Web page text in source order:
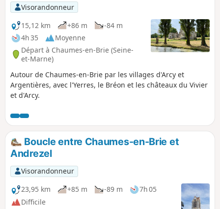
Visorandonneur
15,12 km
+86 m
-84 m
4h 35
Moyenne
Départ à Chaumes-en-Brie (Seine-
et-Marne)
Autour de Chaumes-en-Brie par les villages d'Arcy et
Argentières, avec l'Yerres, le Bréon et les châteaux du Vivier
et d'Arcy.
Boucle entre Chaumes-en-Brie et
Andrezel
Visorandonneur
23,95 km
+85 m -89 m
7h 05
Difficile